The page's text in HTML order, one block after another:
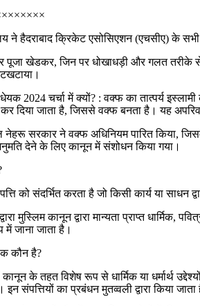
ने हैदराबाद क्रिकेट एसोसिएशन (एचसीए) के
पूजा खेडकर, जिन पर धोखाधड़ी और गलत तरीके
2024 चर्चा में क्यों? : वक्फ का तात्पर्य
दिया जाता है, जिससे वक्फ बनता है। यह
नेहरू सरकार ने वक्फ अधिनियम पारित किया,
देने के लिए कानून में संशोधन किया गया।
को संदर्भित करता है जो किसी कार्य या साधन
मुस्लिम कानून द्वारा मान्यता प्राप्त
जाना जाता है।
कौन है?
कानून के तहत विशेष रूप से धार्मिक या धर्मार्थ
इन संपत्तियों का प्रबंधन मुतव्वली द्वारा किया